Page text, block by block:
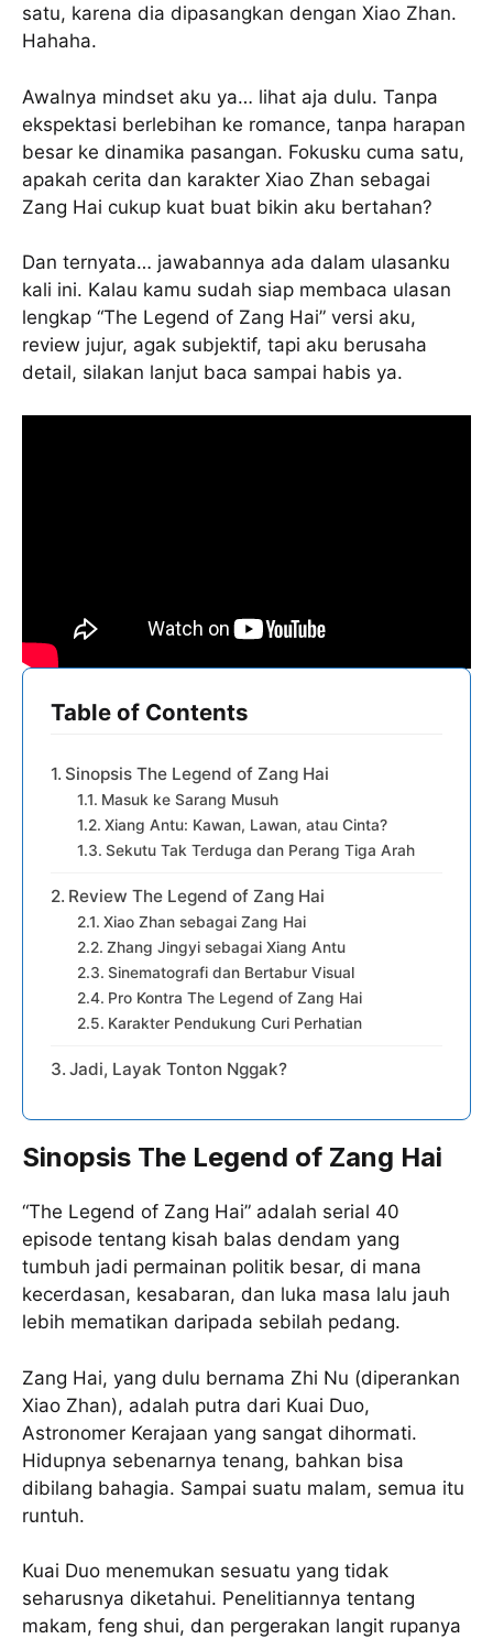
satu, karena dia dipasangkan dengan Xiao Zhan.
Hahaha.
Awalnya mindset aku ya… lihat aja dulu. Tanpa
ekspektasi berlebihan ke romance, tanpa harapan
besar ke dinamika pasangan. Fokusku cuma satu,
apakah cerita dan karakter Xiao Zhan sebagai
Zang Hai cukup kuat buat bikin aku bertahan?
Dan ternyata… jawabannya ada dalam ulasanku
kali ini. Kalau kamu sudah siap membaca ulasan
lengkap “The Legend of Zang Hai” versi aku,
review jujur, agak subjektif, tapi aku berusaha
detail, silakan lanjut baca sampai habis ya.
Table of Contents
Sinopsis The Legend of Zang Hai
Masuk ke Sarang Musuh
Xiang Antu: Kawan, Lawan, atau Cinta?
Sekutu Tak Terduga dan Perang Tiga Arah
Review The Legend of Zang Hai
Xiao Zhan sebagai Zang Hai
Zhang Jingyi sebagai Xiang Antu
Sinematografi dan Bertabur Visual
Pro Kontra The Legend of Zang Hai
Karakter Pendukung Curi Perhatian
Jadi, Layak Tonton Nggak?
Sinopsis The Legend of Zang Hai
“The Legend of Zang Hai” adalah serial 40
episode tentang kisah balas dendam yang
tumbuh jadi permainan politik besar, di mana
kecerdasan, kesabaran, dan luka masa lalu jauh
lebih mematikan daripada sebilah pedang.
Zang Hai, yang dulu bernama Zhi Nu (diperankan
Xiao Zhan), adalah putra dari Kuai Duo,
Astronomer Kerajaan yang sangat dihormati.
Hidupnya sebenarnya tenang, bahkan bisa
dibilang bahagia. Sampai suatu malam, semua itu
runtuh.
Kuai Duo menemukan sesuatu yang tidak
seharusnya diketahui. Penelitiannya tentang
makam, feng shui, dan pergerakan langit rupanya